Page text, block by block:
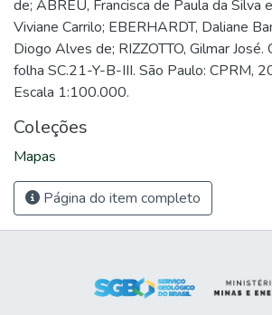
de; ABREU, Francisca de Paula da Silva
Viviane Carrilo; EBERHARDT, Daliane
Diogo Alves de; RIZZOTTO, Gilmar José.
folha SC.21-Y-B-III. São Paulo: CPRM,
Escala 1:100.000.
Coleções
Mapas
Página do item completo